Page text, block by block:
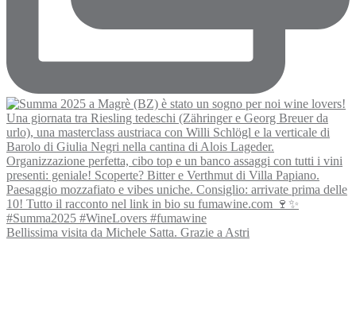
Bellissima visita da Michele Satta. Grazie a Astri